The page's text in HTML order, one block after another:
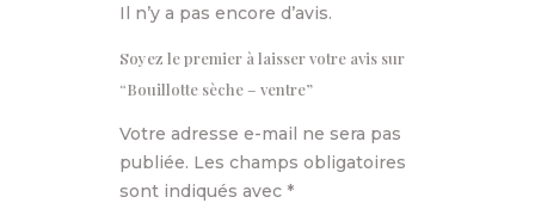
Il n’y a pas encore d’avis.
Soyez le premier à laisser votre avis sur
“Bouillotte sèche – ventre”
Votre adresse e-mail ne sera pas
publiée. Les champs obligatoires
sont indiqués avec *